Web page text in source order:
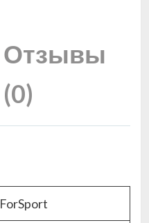
Отзывы
(0)
ForSport